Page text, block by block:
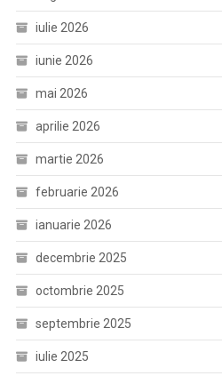
iulie 2026
iunie 2026
mai 2026
aprilie 2026
martie 2026
februarie 2026
ianuarie 2026
decembrie 2025
octombrie 2025
septembrie 2025
iulie 2025